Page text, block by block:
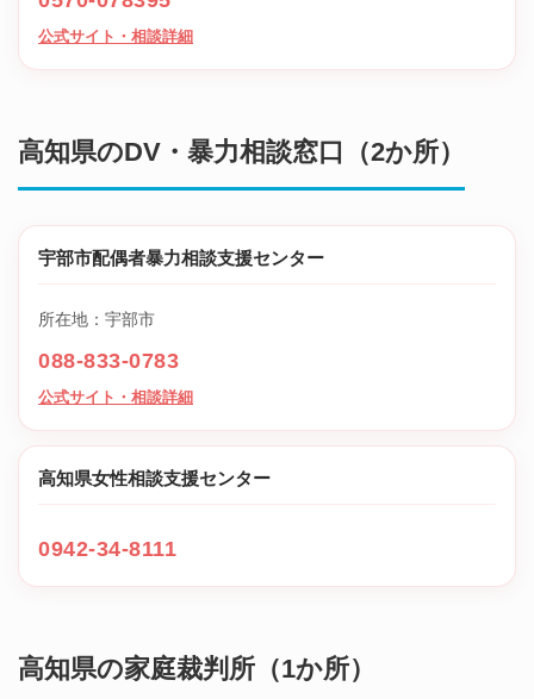
公式サイト・相談詳細
高知県のDV・暴力相談窓口（2か所）
宇部市配偶者暴力相談支援センター
所在地：宇部市
088-833-0783
公式サイト・相談詳細
高知県女性相談支援センター
0942-34-8111
高知県の家庭裁判所（1か所）